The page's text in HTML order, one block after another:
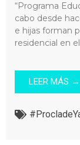
“Programa
cabo desde
e hijas forman
residencial en
LEER MÁS →